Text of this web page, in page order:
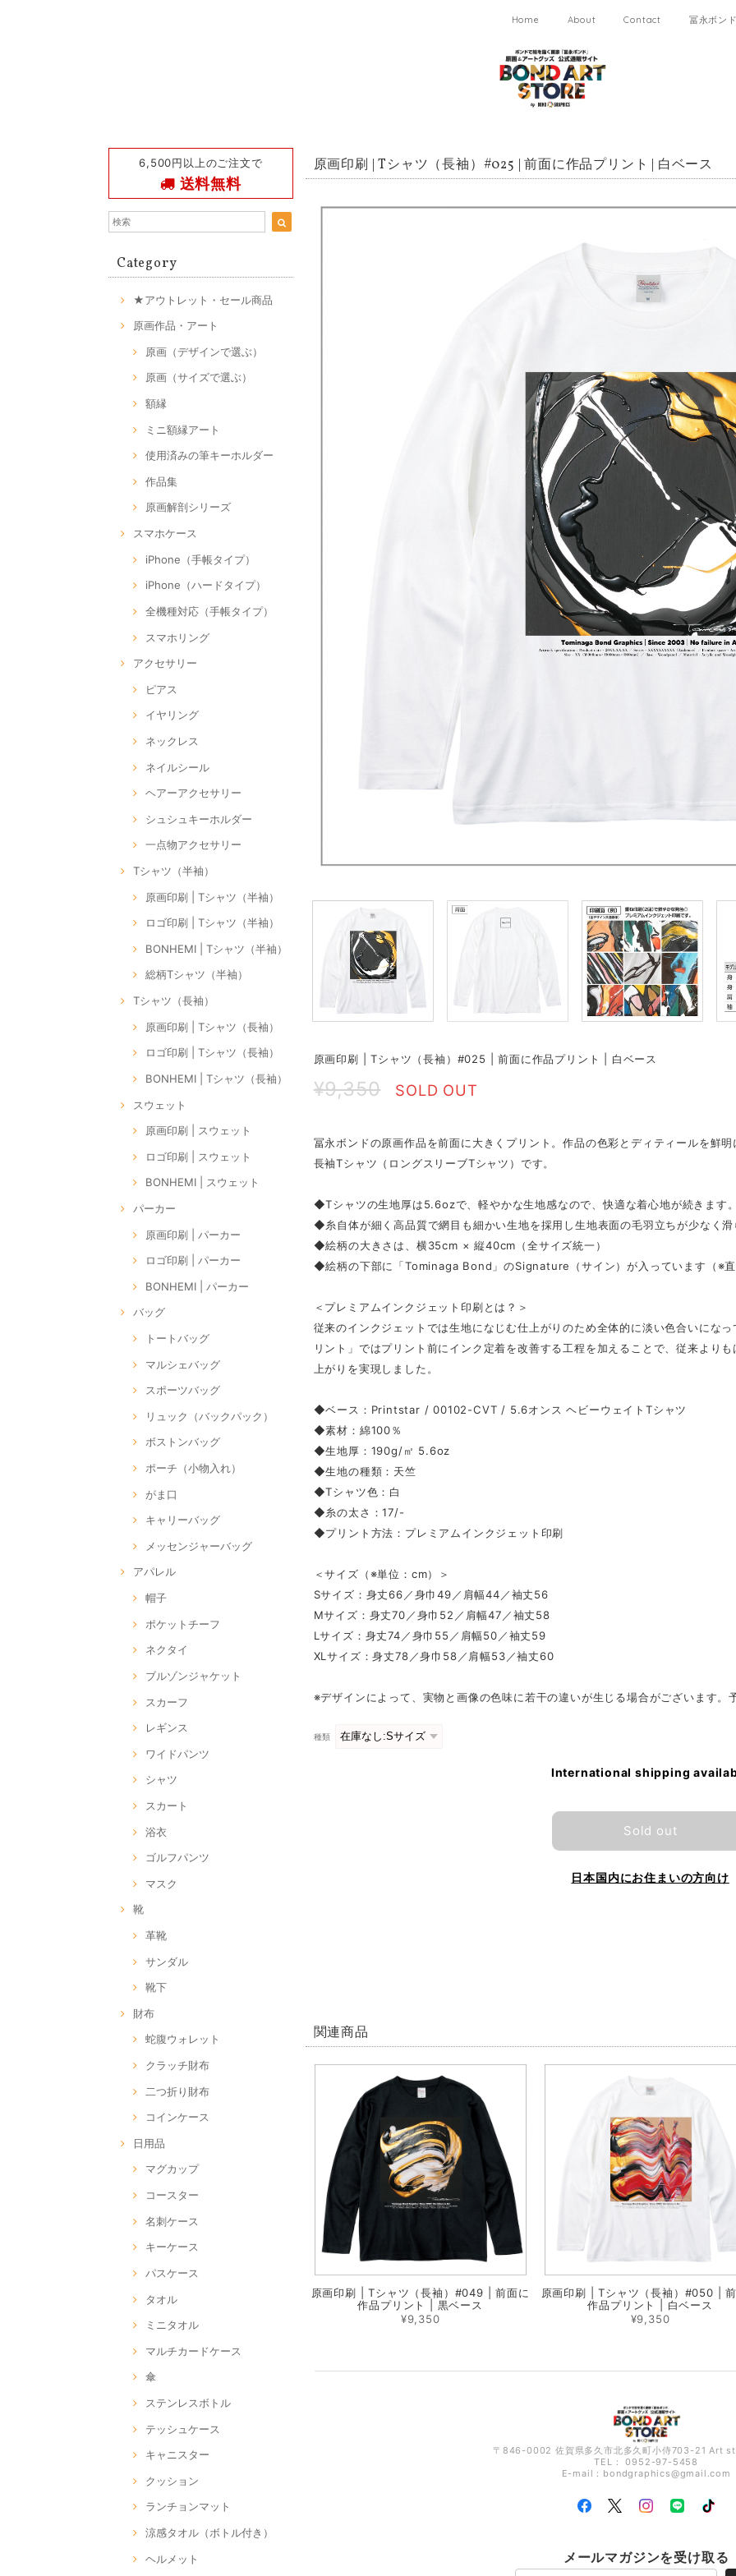
Home About Contact 冨永ボン
6,500円以上のご注文で
送料無料
Category
★アウトレット・セール商品
原画作品・アート
原画（デザインで選ぶ）
原画（サイズで選ぶ）
額縁
ミニ額縁アート
使用済みの筆キーホルダー
作品集
原画解剖シリーズ
スマホケース
iPhone（手帳タイプ）
iPhone（ハードタイプ）
全機種対応（手帳タイプ）
スマホリング
アクセサリー
ピアス
イヤリング
ネックレス
ネイルシール
ヘアーアクセサリー
シュシュキーホルダー
一点物アクセサリー
Tシャツ（半袖）
原画印刷 | Tシャツ（半袖）
ロゴ印刷 | Tシャツ（半袖）
BONHEMI | Tシャツ（半袖）
総柄Tシャツ（半袖）
Tシャツ（長袖）
原画印刷 | Tシャツ（長袖）
ロゴ印刷 | Tシャツ（長袖）
BONHEMI | Tシャツ（長袖）
スウェット
原画印刷 | スウェット
ロゴ印刷 | スウェット
BONHEMI | スウェット
パーカー
原画印刷 | パーカー
ロゴ印刷 | パーカー
BONHEMI | パーカー
バッグ
トートバッグ
マルシェバッグ
スポーツバッグ
リュック（バックパック）
ボストンバッグ
ポーチ（小物入れ）
がま口
キャリーバッグ
メッセンジャーバッグ
アパレル
帽子
ポケットチーフ
ネクタイ
ブルゾンジャケット
スカーフ
レギンス
ワイドパンツ
シャツ
スカート
浴衣
ゴルフパンツ
マスク
靴
革靴
サンダル
靴下
財布
蛇腹ウォレット
クラッチ財布
二つ折り財布
コインケース
日用品
マグカップ
コースター
名刺ケース
キーケース
パスケース
タオル
ミニタオル
マルチカードケース
傘
ステンレスボトル
テッシュケース
キャニスター
クッション
ランチョンマット
涼感タオル（ボトル付き）
ヘルメット
原画印刷 | Tシャツ（長袖）#025 | 前面に作品プリント | 白ベース
原画印刷 | Tシャツ（長袖）#025 | 前面に作品プリント | 白ベース
¥9,350 SOLD OUT
冨永ボンドの原画作品を前面に大きくプリント。作品の色彩とディティールを鮮
長袖Tシャツ（ロングスリーブTシャツ）です。
◆Tシャツの生地厚は5.6ozで、軽やかな生地感なので、快適な着心地が続きます。
◆糸自体が細く高品質で網目も細かい生地を採用し生地表面の毛羽立ちが少なく滑
◆絵柄の大きさは、横35cm × 縦40cm（全サイズ統一）
◆絵柄の下部に「Tominaga Bond」のSignature（サイン）が入っています（※直
＜プレミアムインクジェット印刷とは？＞
従来のインクジェットでは生地になじむ仕上がりのため全体的に淡い色合いにな
リント」ではプリント前にインク定着を改善する工程を加えることで、従来より
上がりを実現しました。
◆ベース：Printstar / 00102-CVT / 5.6オンス ヘビーウェイトTシャツ
◆素材：綿100％
◆生地厚：190g/㎡ 5.6oz
◆生地の種類：天竺
◆Tシャツ色：白
◆糸の太さ：17/-
◆プリント方法：プレミアムインクジェット印刷
＜サイズ（※単位：cm）＞
Sサイズ：身丈66／身巾49／肩幅44／袖丈56
Mサイズ：身丈70／身巾52／肩幅47／袖丈58
Lサイズ：身丈74／身巾55／肩幅50／袖丈59
XLサイズ：身丈78／身巾58／肩幅53／袖丈60
※デザインによって、実物と画像の色味に若干の違いが生じる場合がございます。
種類
International shipping
Sold out
日本国内にお住まいの方向け
関連商品
原画印刷 | Tシャツ（長袖）#049 | 前面に
作品プリント | 黒ベース
¥9,350
原画印刷 | Tシャツ（長袖）#050 |
作品プリント | 白ベース
¥9,350
〒846-0002 佐賀県多久市北多久町小侍703-21 Art
TEL： 0952-97-5458
E-mail： bondgraphics@gmail.com
メールマガジンを受け取る